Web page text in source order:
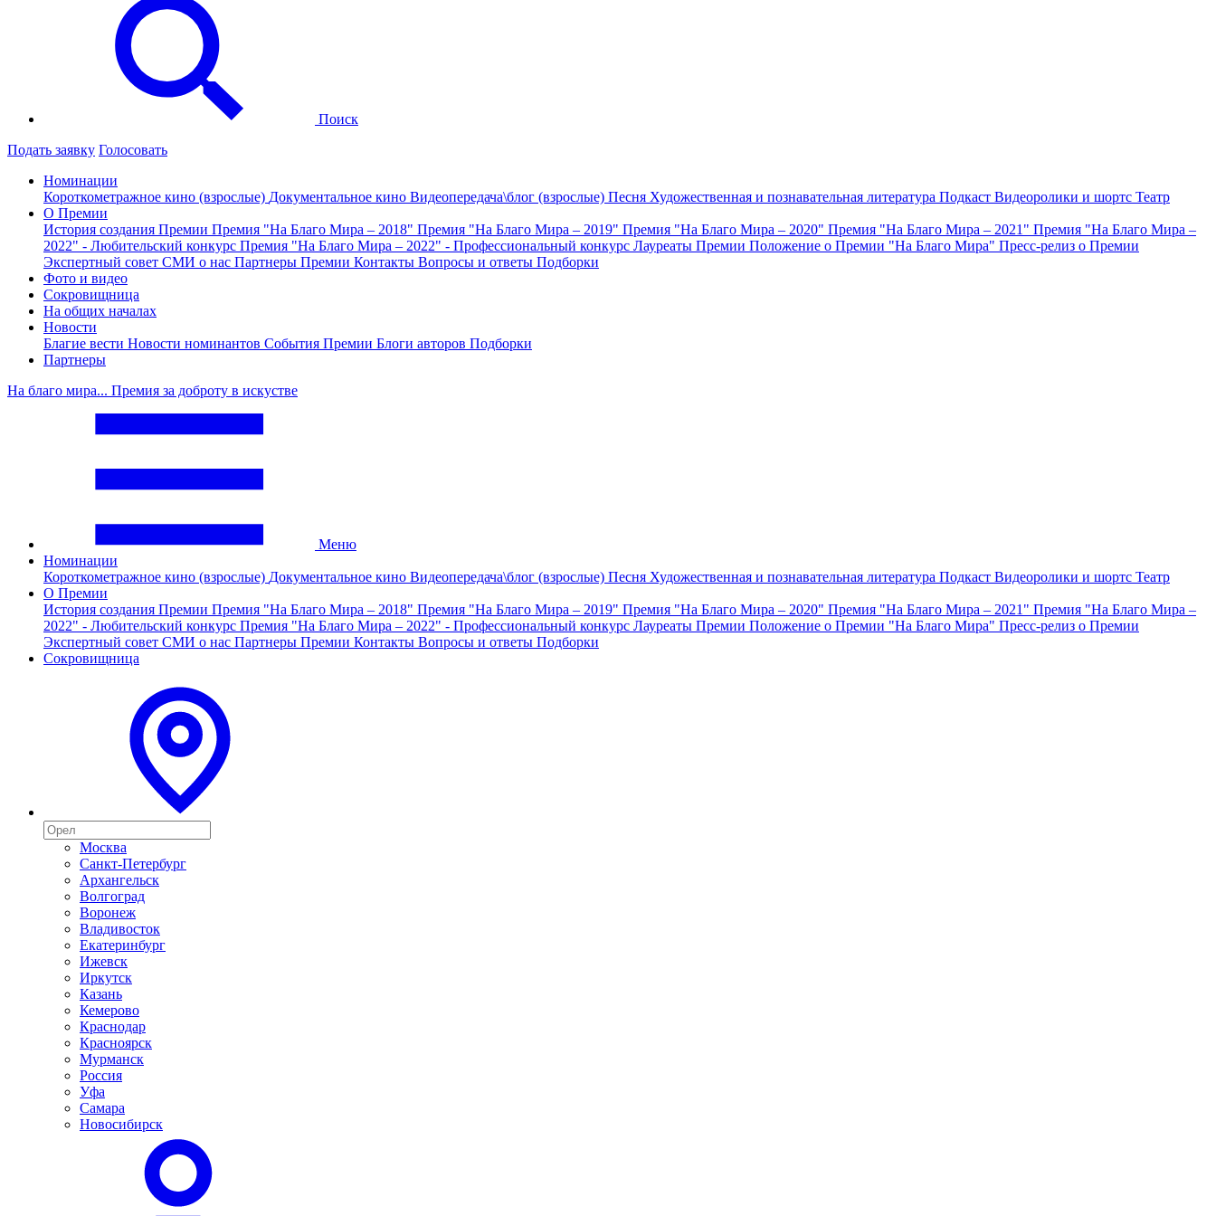
Поиск
Подать заявку Голосовать
Номинации
Короткометражное кино (взрослые) Документальное кино Видеопередача\блог (взрослые) Песня Художественная и познавательная литература Подкаст Видеоролики и шортс Театр
О Премии
История создания Премии Премия "На Благо Мира – 2018" Премия "На Благо Мира – 2019" Премия "На Благо Мира – 2020" Премия "На Благо Мира – 2021" Премия "На Благо Мира –
2022" - Любительский конкурс Премия "На Благо Мира – 2022" - Профессиональный конкурс Лауреаты Премии Положение о Премии "На Благо Мира" Пресс-релиз о Премии
Экспертный совет СМИ о нас Партнеры Премии Контакты Вопросы и ответы Подборки
Фото и видео
Сокровищница
На общих началах
Новости
Благие вести Новости номинантов События Премии Блоги авторов Подборки
Партнеры
На благо мира... Премия за доброту в искустве
Меню
Номинации
Короткометражное кино (взрослые) Документальное кино Видеопередача\блог (взрослые) Песня Художественная и познавательная литература Подкаст Видеоролики и шортс Театр
О Премии
История создания Премии Премия "На Благо Мира – 2018" Премия "На Благо Мира – 2019" Премия "На Благо Мира – 2020" Премия "На Благо Мира – 2021" Премия "На Благо Мира –
2022" - Любительский конкурс Премия "На Благо Мира – 2022" - Профессиональный конкурс Лауреаты Премии Положение о Премии "На Благо Мира" Пресс-релиз о Премии
Экспертный совет СМИ о нас Партнеры Премии Контакты Вопросы и ответы Подборки
Сокровищница
Москва
Санкт-Петербург
Архангельск
Волгоград
Воронеж
Владивосток
Екатеринбург
Ижевск
Иркутск
Казань
Кемерово
Краснодар
Красноярск
Мурманск
Россия
Уфа
Самара
Новосибирск